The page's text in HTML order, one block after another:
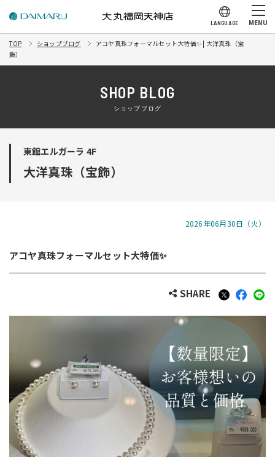
LANGUAGE MENU
TOP ショップブログ
アコヤ真珠フォーマルセット大特価✨ | 大洋真珠（宝
飾）
SHOP BLOG
ショップブログ
東館エルガーラ 4F
大洋真珠（宝飾）
2026年06月30日（火）
アコヤ真珠フォーマルセット大特価✨
SHARE